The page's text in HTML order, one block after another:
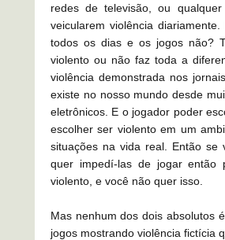
redes de televisão, ou
veicularem violência
todos os dias e os jogos não?
violento ou não faz toda a
violência demonstrada nos
existe no nosso mundo desde
eletrônicos. E o jogador poder
escolher ser violento em um
situações na vida real. Então se
quer impedí-las de jogar então
violento, e você não quer isso.
Mas nenhum dos dois absolutos
jogos mostrando violência fictícia